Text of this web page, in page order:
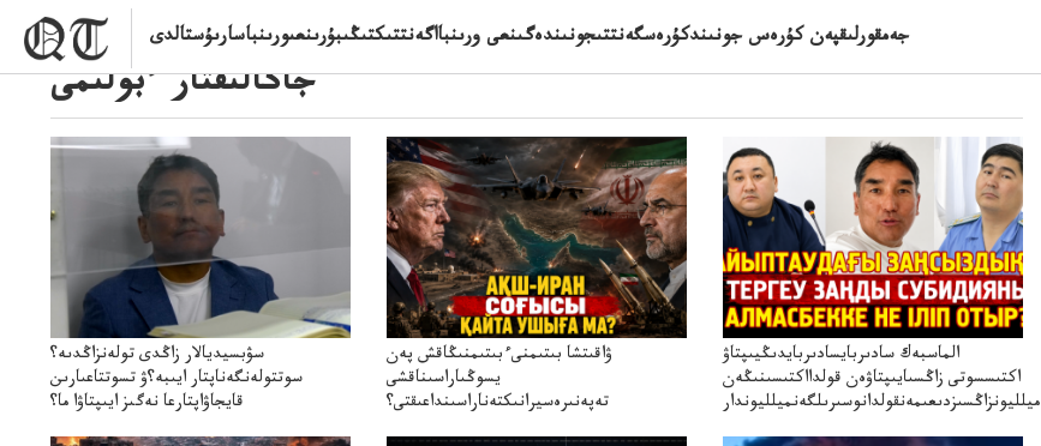
جەمقورلىقپەن كۇرەس جونىندكۇرەسگەنتتىجونىندەگىنعى ورىنبااگەنتتىكتىڭىبۇرىنعىورىنباسارىۇستالدى
جاڭالىقتار ءبولىمى
سۋبسيديالار زاڭدى تولەنزاڭدىە؟
سوتتولەنگەناپتار ايىبە؟ۋ تسوتتاعىارىن
قايجاۋاپتارعا نەگىز ايىپتاۋا ما؟
ۋاقىتشا بىتىمنىءبىتىمنىڭاقش پەن
يسوڭىاراسىناقشى
تەپەنىرەسيرانىكتەناراسىنداعىقتى؟
الماسبەك سادىربايسادىربايدىڭيىپتاۋ
اكتىسسوتى زاڭسىايىپتاۋەن قولدااكتىسىنىڭەن
ميلليونزاڭسىزدىعىمەنقولدانوسىرىلگەنميلليوندار